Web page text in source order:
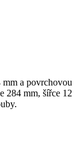
a povrchovou
284 mm, šířce 12